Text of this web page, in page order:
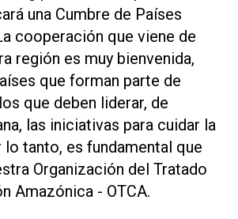
una Cumbre de Países
cooperación que viene de
región es muy bienvenida,
que forman parte de
que deben liderar, de
las iniciativas para cuidar la
lo tanto, es fundamental que
Organización del Tratado
Amazónica - OTCA.